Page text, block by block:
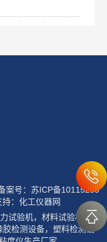
案号：苏ICP备10115255
： 化工仪器网
试验机，材料试验机，试
检测设备，塑料检测设